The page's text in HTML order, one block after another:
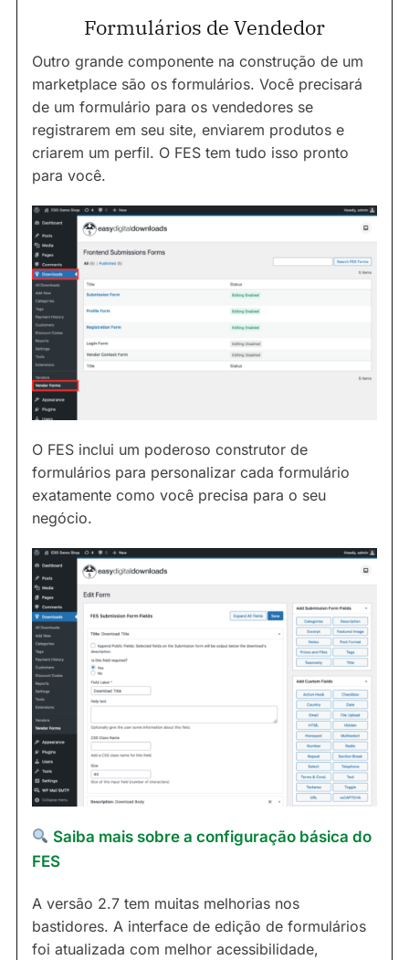
Formulários de Vendedor
Outro grande componente na construção de um
marketplace são os formulários. Você precisará
de um formulário para os vendedores se
registrarem em seu site, enviarem produtos e
criarem um perfil. O FES tem tudo isso pronto
para você.
O FES inclui um poderoso construtor de
formulários para personalizar cada formulário
exatamente como você precisa para o seu
negócio.
Saiba mais sobre a configuração básica do
FES
A versão 2.7 tem muitas melhorias nos
bastidores. A interface de edição de formulários
foi atualizada com melhor acessibilidade,